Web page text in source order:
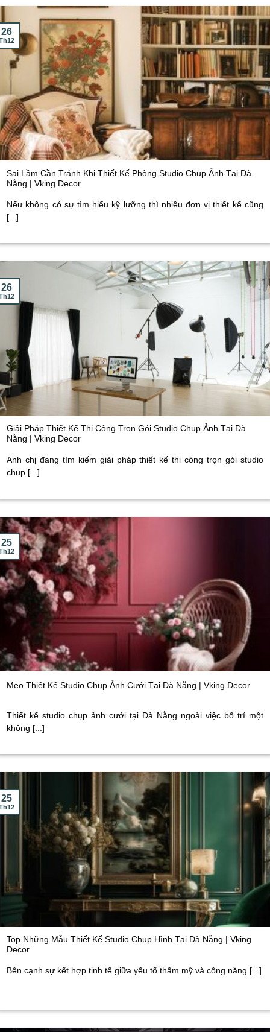
Sai Lầm Cần Tránh Khi Thiết Kế Phòng Studio Chụp Ảnh Tại Đà
Nẵng | Vking Decor
Nếu không có sự tìm hiểu kỹ lưỡng thì nhiều đơn vị thiết kế cũng
[...]
26
Giải Pháp Thiết Kế Thi Công Trọn Gói Studio Chụp Ảnh Tại Đà
Nẵng | Vking Decor
Anh chị đang tìm kiếm giải pháp thiết kế thi công trọn gói studio
chụp [...]
26
Mẹo Thiết Kế Studio Chụp Ảnh Cưới Tại Đà Nẵng | Vking Decor
Thiết kế studio chụp ảnh cưới tại Đà Nẵng ngoài việc bố trí một
không [...]
25
Top Những Mẫu Thiết Kế Studio Chụp Hình Tại Đà Nẵng | Vking
Decor
Bên cạnh sự kết hợp tinh tế giữa yếu tố thẩm mỹ và công năng [...]
25